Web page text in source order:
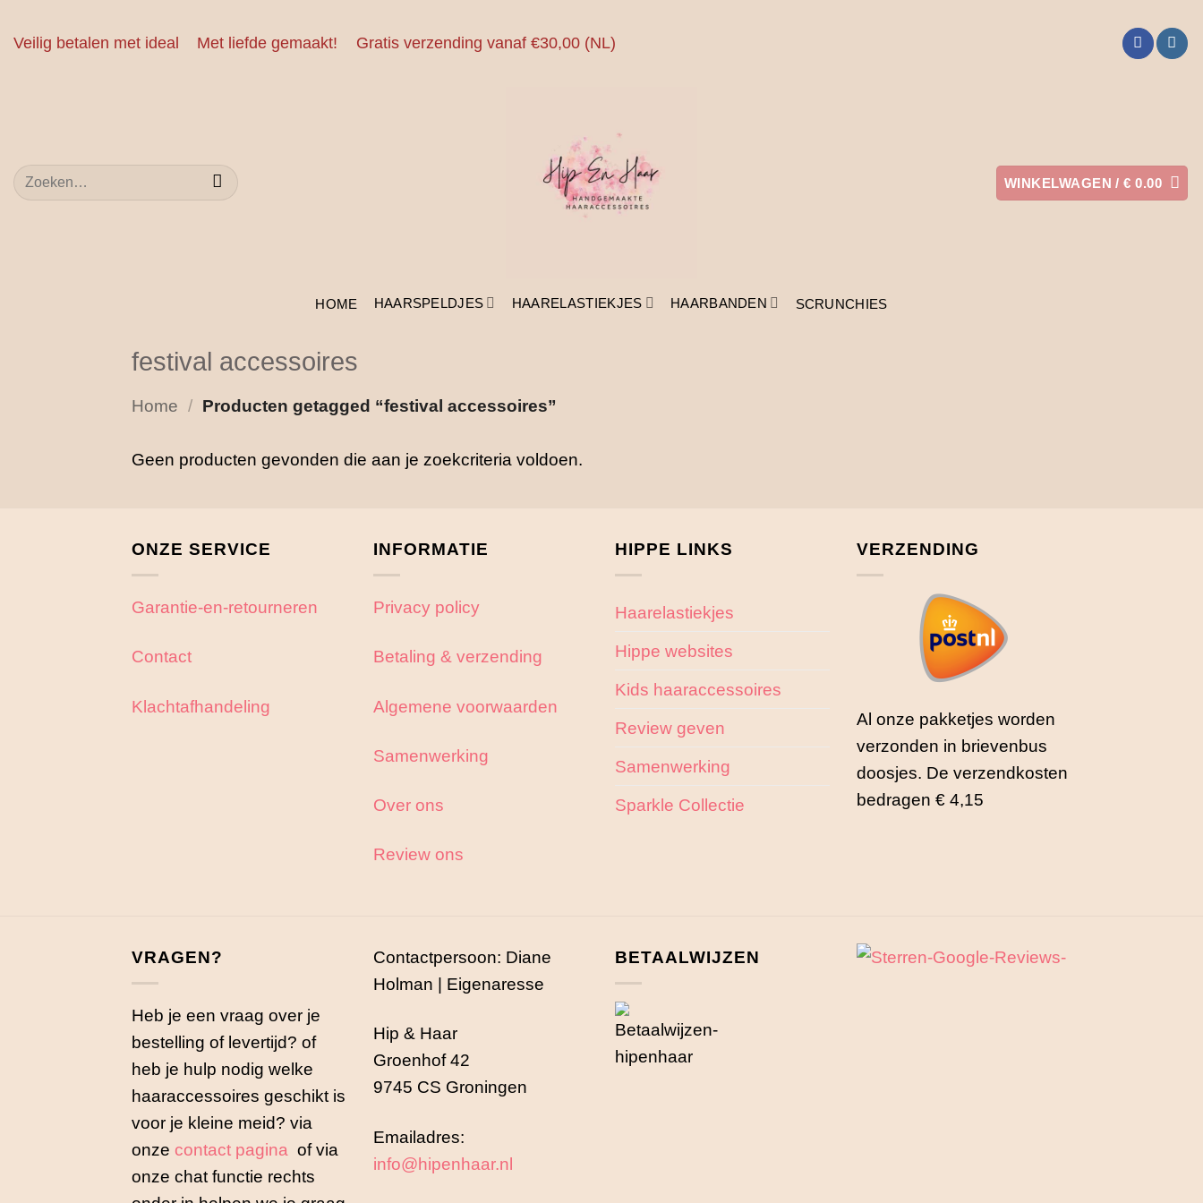
naar
Veilig betalen met ideal Met liefde gemaakt! Gratis verzending vanaf €30,00 (NL)
Zoeken
naar:
WINKELWAGEN /€ 0.00
HOME HAARSPELDJES HAARELASTIEKJES HAARBANDEN SCRUNCHIES
festival accessoires
Home / Producten getagged “festival accessoires”
Geen producten gevonden die aan je zoekcriteria voldoen.
ONZE SERVICE
Garantie-en-retourneren
Contact
Klachtafhandeling
INFORMATIE
Privacy policy
Betaling & verzending
Algemene voorwaarden
Samenwerking
Over ons
Review ons
HIPPE LINKS
Haarelastiekjes
Hippe websites
Kids haaraccessoires
Review geven
Samenwerking
Sparkle Collectie
VERZENDING
Al onze pakketjes worden
verzonden in brievenbus
doosjes. De verzendkosten
bedragen € 4,15
VRAGEN?
Heb je een vraag over je
bestelling of levertijd? of
heb je hulp nodig welke
haaraccessoires geschikt is
voor je kleine meid? via
onze contact pagina of via
onze chat functie rechts
Contactpersoon: Diane
Holman | Eigenaresse
Hip & Haar
Groenhof 42
9745 CS Groningen
Emailadres:
info@hipenhaar.nl
BETAALWIJZEN